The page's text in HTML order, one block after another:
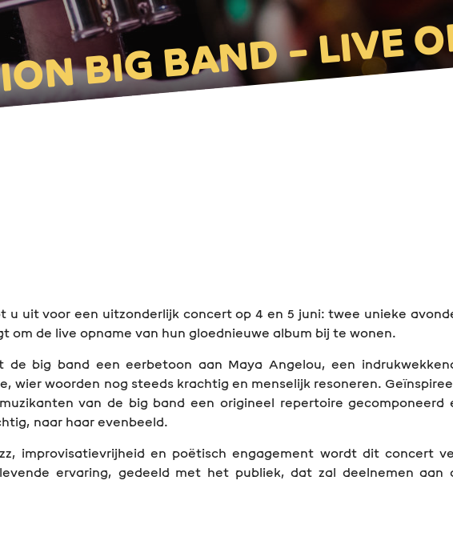
BIG BAND – LIVE
u uit voor een uitzonderlijk concert op 4 en 5 juni: twee unieke
om de live opname van hun gloednieuwe album bij te wonen.
big band een eerbetoon aan Maya Angelou, een
wier woorden nog steeds krachtig en menselijk resoneren.
van de big band een origineel repertoire gecomponeerd
naar haar evenbeeld.
improvisatievrijheid en poëtisch engagement wordt dit concert
ervaring, gedeeld met het publiek, dat zal deelnemen aan